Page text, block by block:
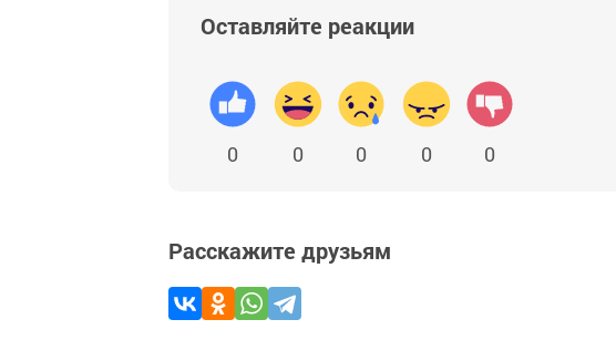
Оставляйте реакции
0 0 0 0 0
Расскажите друзьям